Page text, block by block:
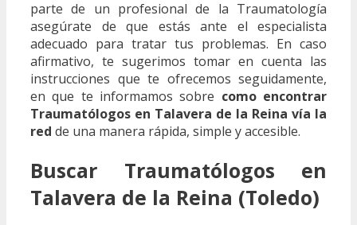
parte de un profesional de la Traumatología
asegúrate de que estás ante el especialista
adecuado para tratar tus problemas. En caso
afirmativo, te sugerimos tomar en cuenta las
instrucciones que te ofrecemos seguidamente,
en que te informamos sobre como encontrar
Traumatólogos en Talavera de la Reina vía la
red de una manera rápida, simple y accesible.
Buscar Traumatólogos en
Talavera de la Reina (Toledo)